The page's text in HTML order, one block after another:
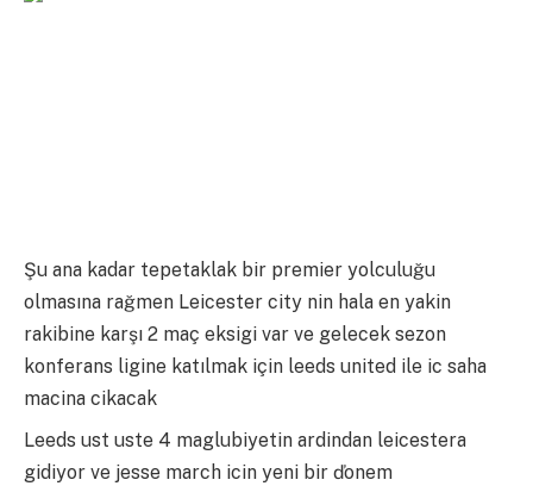
Şu ana kadar tepetaklak bir premier yolculuğu
olmasına rağmen Leicester city nin hala en yakin
rakibine karşı 2 maç eksigi var ve gelecek sezon
konferans ligine katılmak için leeds united ile ic saha
macina cikacak
Leeds ust uste 4 maglubiyetin ardindan leicestera
gidiyor ve jesse march icin yeni bir ďonem